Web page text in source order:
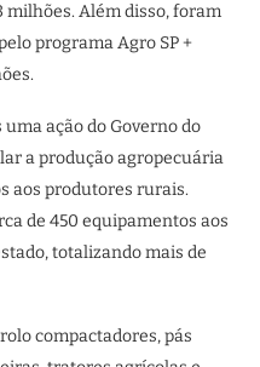
milhões. Além disso, foram
programa Agro SP +
ação do Governo do
a produção agropecuária
aos produtores rurais.
de 450 equipamentos aos
totalizando mais de
compactadores, pás